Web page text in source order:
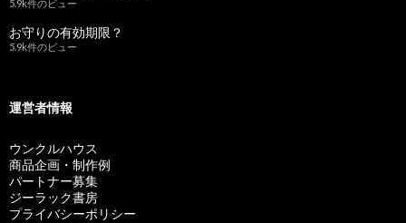
5.9k件のビュー
お守りの有効期限？
5.9k件のビュー
運営者情報
ウンクルハウス
商品企画・制作例
パートナー募集
ジーラック書房
プライバシーポリシー